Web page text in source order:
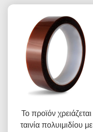
Το προϊόν χρειάζεται
ταινία πολυιμιδίου με